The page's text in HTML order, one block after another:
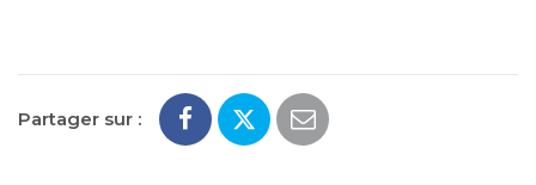
Partager sur :